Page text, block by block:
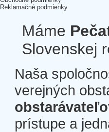
Reklamačné podmienky
Máme
Slovenskej
Naša
verejných
prístupe a